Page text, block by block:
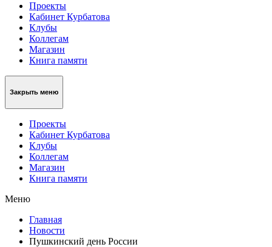
Проекты
Кабинет Курбатова
Клубы
Коллегам
Магазин
Книга памяти
Закрыть меню
Проекты
Кабинет Курбатова
Клубы
Коллегам
Магазин
Книга памяти
Меню
Главная
Новости
Пушкинский день России